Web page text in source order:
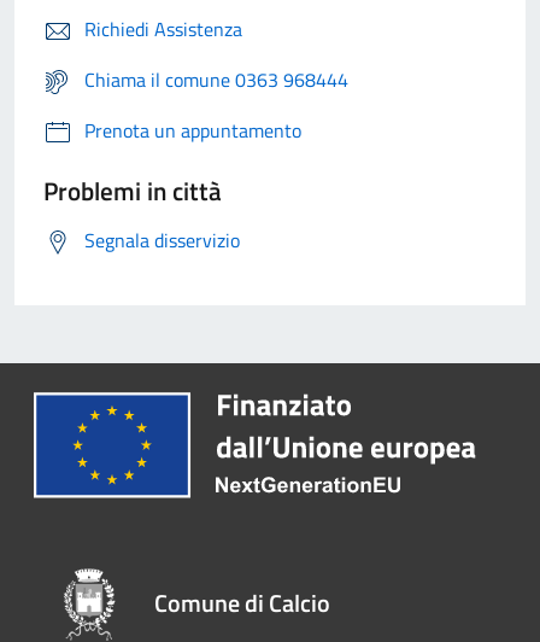
Richiedi Assistenza
Chiama il comune 0363 968444
Prenota un appuntamento
Problemi in città
Segnala disservizio
Comune di Calcio